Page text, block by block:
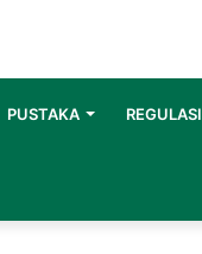
PUSTAKA REGULASI